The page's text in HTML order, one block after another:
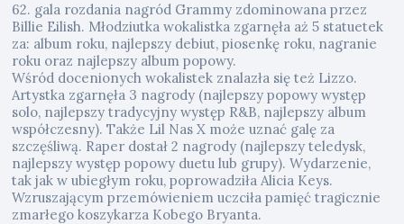
62. gala rozdania nagród Grammy zdominowana przez
Billie Eilish. Młodziutka wokalistka zgarnęła aż 5 statuetek
za: album roku, najlepszy debiut, piosenkę roku, nagranie
roku oraz najlepszy album popowy.
Wśród docenionych wokalistek znalazła się też Lizzo.
Artystka zgarnęła 3 nagrody (najlepszy popowy występ
solo, najlepszy tradycyjny występ R&B, najlepszy album
współczesny). Także Lil Nas X może uznać galę za
szczęśliwą. Raper dostał 2 nagrody (najlepszy teledysk,
najlepszy występ popowy duetu lub grupy). Wydarzenie,
tak jak w ubiegłym roku, poprowadziła Alicia Keys.
Wzruszającym przemówieniem uczciła pamięć tragicznie
zmarłego koszykarza Kobego Bryanta.